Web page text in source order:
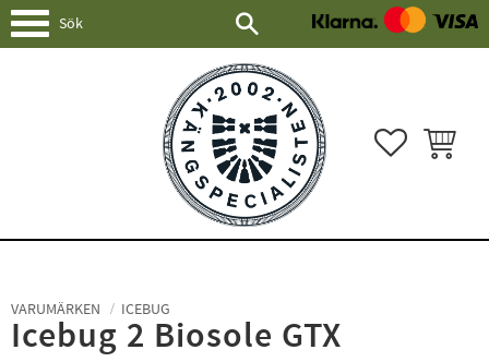
Meny
FAVORITER
VARUMÄRKEN ICEBUG
Icebug 2 Biosole GTX